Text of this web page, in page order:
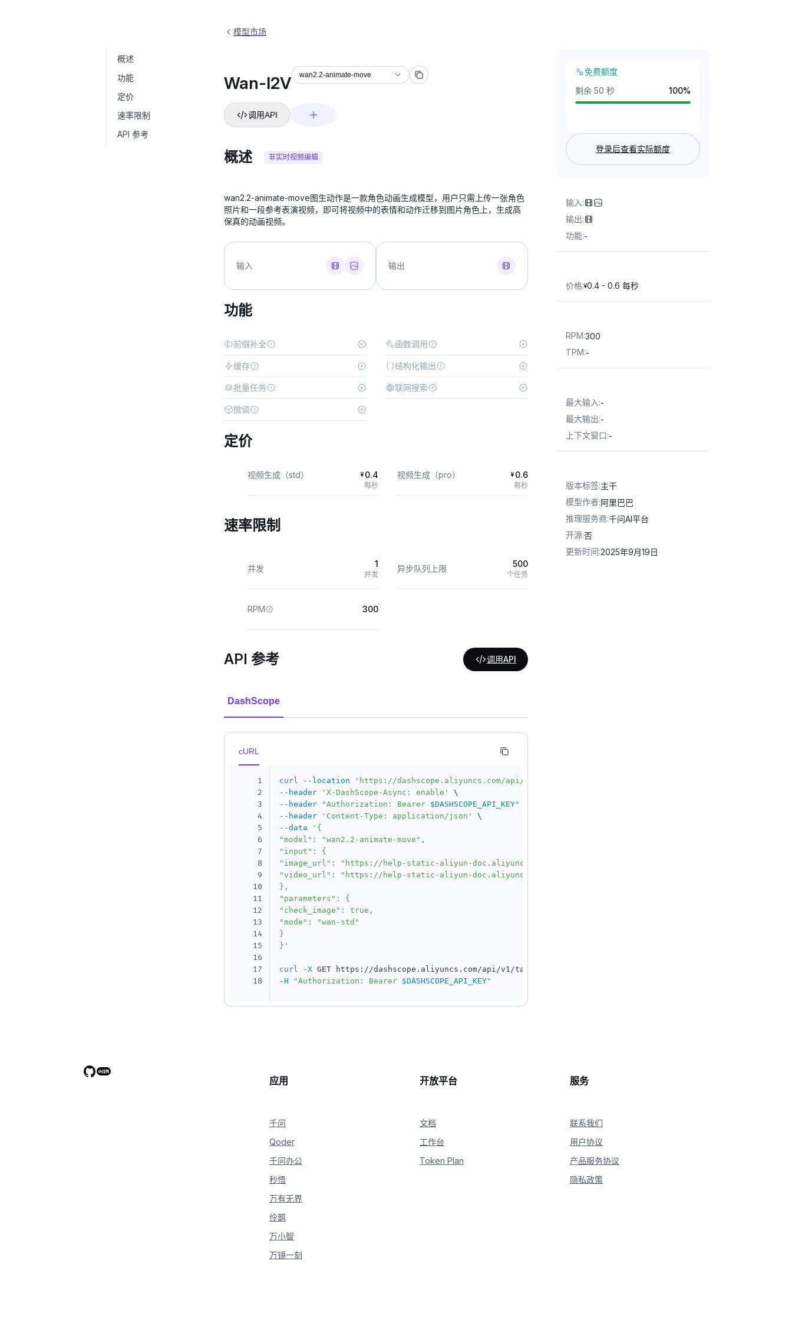
概述
功能
定价
速率限制
API 参考
模型市场
Wan-I2V wan2.2-animate-move
调用API
概述 非实时视频编辑
wan2.2-animate-move图生动作是一款角色动画生成模型，用户只需上传一张角色
照片和一段参考表演视频，即可将视频中的表情和动作迁移到图片角色上，生成高
保真的动画视频。
输入 输出
功能
前缀补全 函数调用
缓存 结构化输出
批量任务 联网搜索
微调
定价
视频生成（std） ¥ 0.4
每秒
视频生成（pro） ¥ 0.6
每秒
速率限制
并发 1
并发
异步队列上限 500
个任务
RPM 300
API 参考 调用API
DashScope
cURL
1
2
3
4
5
6
7
8
9
10
11
12
13
14
15
16
17
18
curl --location 'https://dashscope.aliyuncs.com/api/v1/services/aigc/image2video/video-synthesis/'
--header
'X-DashScope-Async: enable'
\
--header
"Authorization: Bearer $DASHSCOPE_API_KEY"
--header
'Content-Type: application/json'
\
--data
'{
"model": "wan2.2-animate-move",
"input": {
"image_url": "https://help-static-aliyun-doc.aliyuncs.com/file-manage-files/zh-CN/20250919/adsyrp/
"video_url": "https://help-static-aliyun-doc.aliyuncs.com/file-manage-files/zh-CN/20250919/kaakcn/
},
"parameters": {
"check_image": true,
"mode": "wan-std"
}
}'
curl -X GET https://dashscope.aliyuncs.com/api/v1/tasks/13b1848b-5493-4c0e-8c44-xxxxxxxxxxxx
-H
"Authorization: Bearer $DASHSCOPE_API_KEY"
免费额度
剩余 50 秒
100%
登录后查看实际额度
输入:
输出:
功能:-
价格:¥0.4 - 0.6 每秒
RPM:300
TPM:-
最大输入:-
最大输出:-
上下文窗口:-
版本标签:主干
模型作者:阿里巴巴
推理服务商:千问AI平台
开源:否
更新时间:2025年9月19日
应用
千问
Qoder
千问办公
秒悟
万有无界
伶鹊
万小智
万镜一刻
开放平台
文档
工作台
Token Plan
服务
联系我们
用户协议
产品服务协议
隐私政策